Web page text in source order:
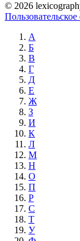
© 2026
А
Б
В
Г
Д
Е
Ж
З
И
К
Л
М
Н
О
П
Р
С
Т
У